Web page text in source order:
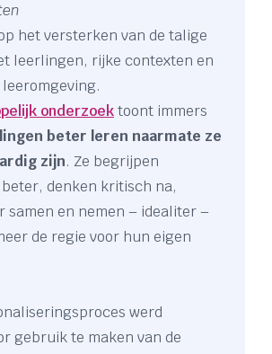
het versterken van de talige
leerlingen, rijke contexten en
onderzoektoont immers
beter leren naarmate ze
zijn. Ze begrijpen
denken kritisch na,
samen en nemen – idealiter –
de regie voor hun eigen
werd
gebruik te maken van de